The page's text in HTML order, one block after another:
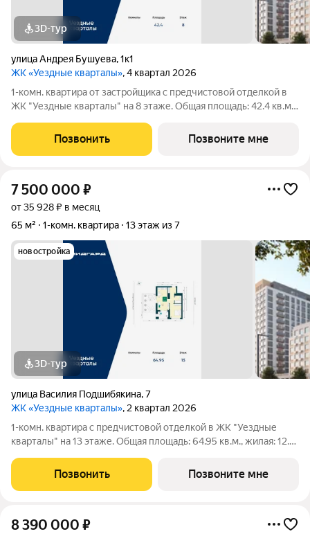
3D-тур
улица Андрея Бушуева,1к1
ЖК «Уездные кварталы», 4 квартал 2026
1-комн. квартира от застройщика с предчистовой отделкой в
ЖК "Уездные кварталы" на 8 этаже. Общая площадь: 42.4 кв.м.,
кв.м. Все окна выходят на одну сторону. В квартире одна
лоджия, один
Позвонить Позвоните мне
7 500 000 ₽
от 35 928 ₽ в месяц
65 м²
1-комн. квартира 13 этаж из 7
новостройка
3D-тур
улица Василия Подшибякина,7
ЖК «Уездные кварталы», 2 квартал 2026
1-комн. квартира с предчистовой отделкой в ЖК "Уездные
кварталы" на 13 этаже. Общая площадь: 64.95 кв.м., жилая: 12.19
Квартира угловая, окна oбecпeчивaют paвнoмepнoe ocвeщeниe
в тeчeниe дня. В
Позвонить Позвоните мне
8 390 000 ₽